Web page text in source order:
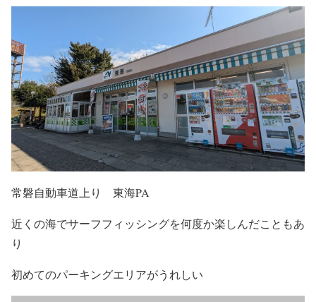
常磐自動車道上り 東海PA
近くの海でサーフフィッシングを何度か楽しんだこともあ
り
初めてのパーキングエリアがうれしい